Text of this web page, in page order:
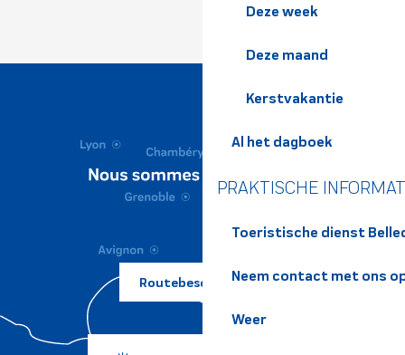
Deze week
Deze maand
Kerstvakantie
Al het dagboek
PRAKTISCHE
Toeristische dienst
Neem contact met ons
Weer
Routebeschrijving ?